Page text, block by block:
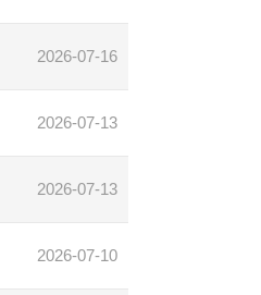
2026-07-16
2026-07-13
2026-07-13
2026-07-10